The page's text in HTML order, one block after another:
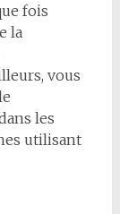
fois
la
vous
les
utilisant